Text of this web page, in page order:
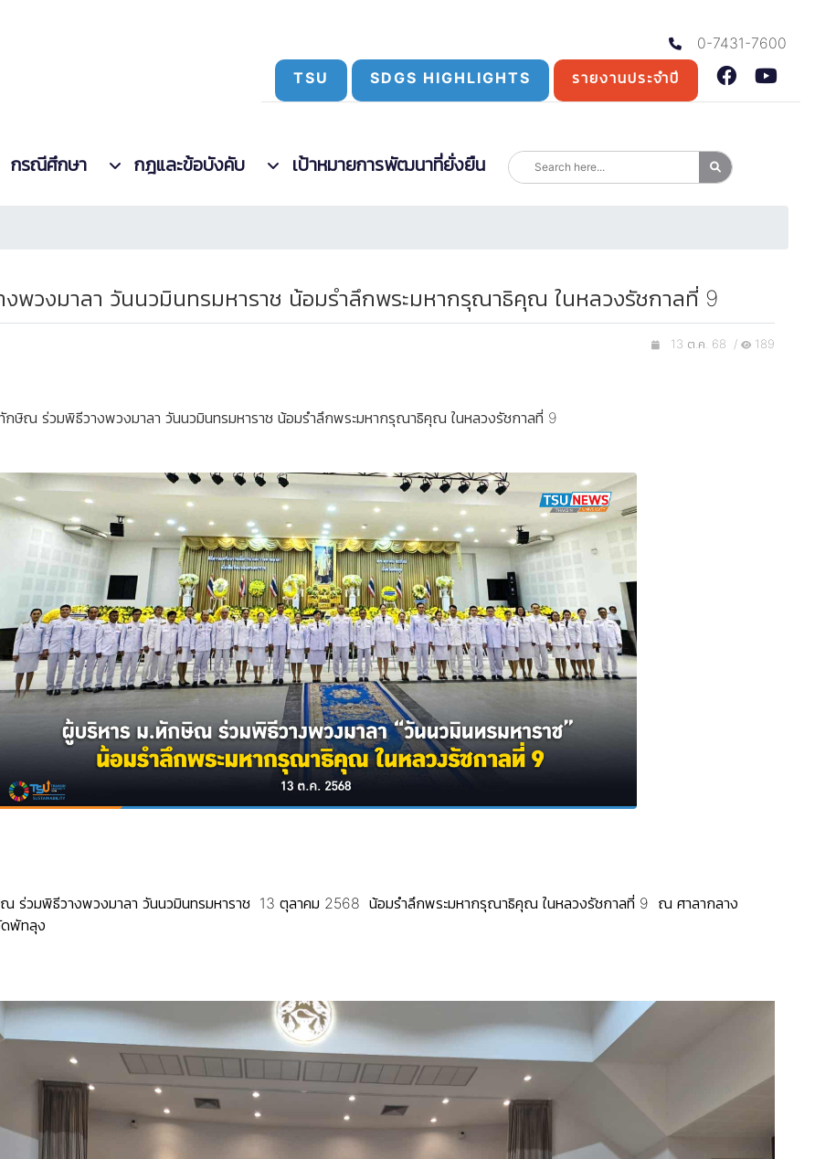
0-7431-7600
TSU
SDGS HIGHLIGHTS รายงานประจำปี
กรณีศึกษา กฎและข้อบังคับ เป้าหมายการพัฒนาที่ยั่งยืน
พวงมาลา วันนวมินทรมหาราช น้อมรำลึกพระมหากรุณาธิคุณ ในหลวงรัชกาลที่ 9
13 ต.ค. 68 / 189
กษิณ ร่วมพิธีวางพวงมาลา วันนวมินทรมหาราช น้อมรำลึกพระมหากรุณาธิคุณ ในหลวงรัชกาลที่ 9
ณ ร่วมพิธีวางพวงมาลา วันนวมินทรมหาราช 13 ตุลาคม 2568 น้อมรำลึกพระมหากรุณาธิคุณ ในหลวงรัชกาลที่ 9 ณ ศาลากลาง
ดพัทลุง